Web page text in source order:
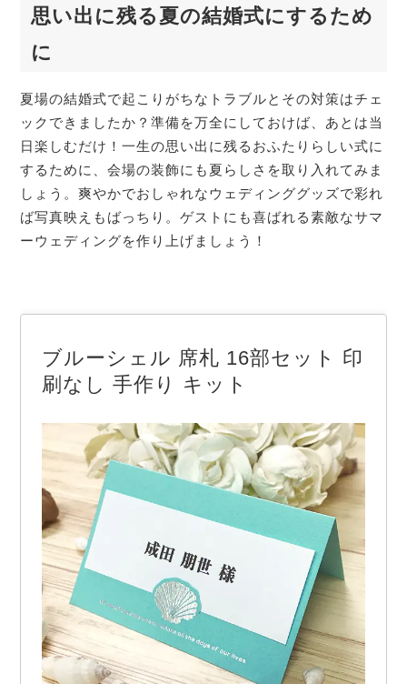
思い出に残る夏の結婚式にするため
に
夏場の結婚式で起こりがちなトラブルとその対策はチェ
ックできましたか？準備を万全にしておけば、あとは当
日楽しむだけ！一生の思い出に残るおふたりらしい式に
するために、会場の装飾にも夏らしさを取り入れてみま
しょう。爽やかでおしゃれなウェディンググッズで彩れ
ば写真映えもばっちり。ゲストにも喜ばれる素敵なサマ
ーウェディングを作り上げましょう！
ブルーシェル 席札 16部セット 印
刷なし 手作り キット